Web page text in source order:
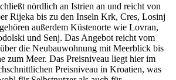
nördlich an Istrien an und reicht von
Rijeka bis zu den Inseln Krk, Cres, Losinj
außerdem Küstenorte wie Lovran,
und Senj. Das Angebot reicht vom
die Neubauwohnung mit Meerblick bis
zum Meer. Das Preisniveau liegt hier im
Preisniveau in Kroatien, was